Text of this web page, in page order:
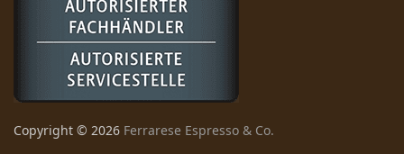
Copyright © 2026 Ferrarese Espresso & Co.